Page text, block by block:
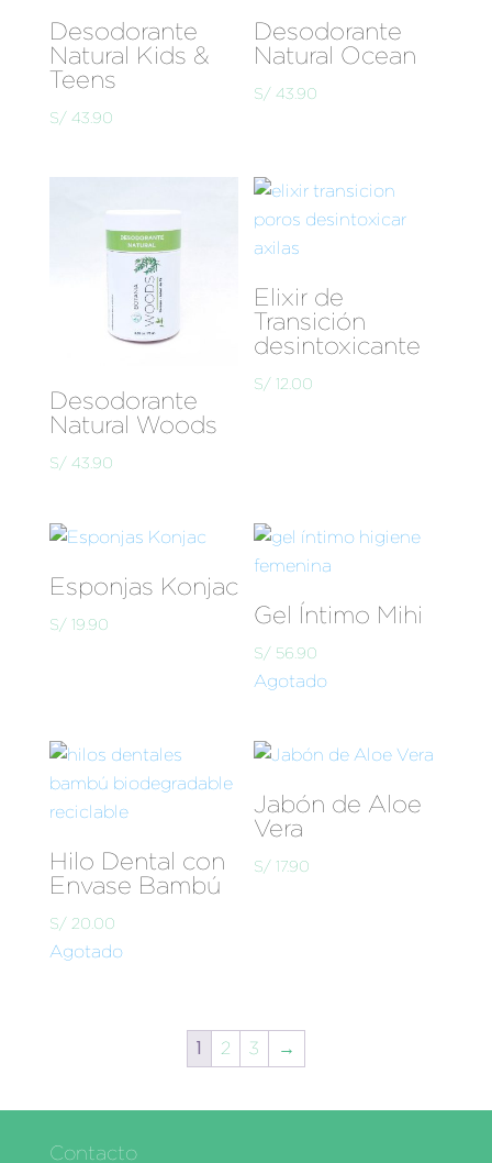
Desodorante
Natural Kids &
Teens
S/ 43.90
Desodorante
Natural Ocean
S/ 43.90
Desodorante
Natural Woods
S/ 43.90
Elixir de
Transición
desintoxicante
S/ 12.00
Esponjas Konjac
S/19.90 Gel Íntimo Mihi
S/ 56.90
Agotado
Hilo Dental con
Envase Bambú
S/20.00
Agotado
Jabón de Aloe
Vera
S/ 17.90
1 2 3 →
Contacto